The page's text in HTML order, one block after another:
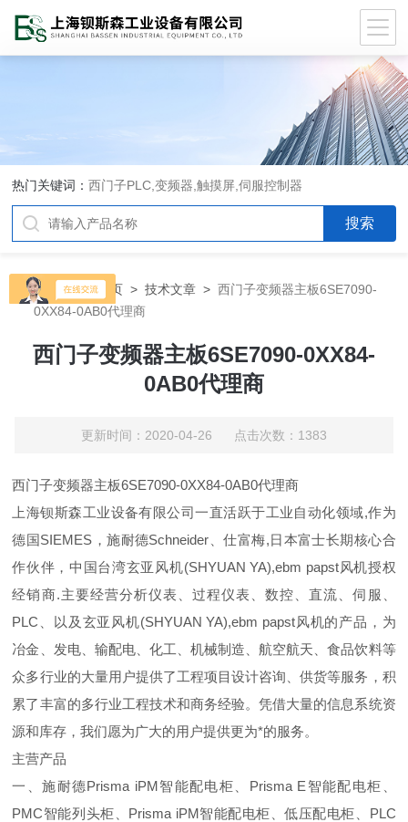
热门关键词：西门子PLC,变频器,触摸屏,伺服控制器
当前位置：首页 >技术文章 >西门子变频器主板6SE7090-
0XX84-0AB0代理商
西门子变频器主板6SE7090-0XX84-
0AB0代理商
更新时间：2020-04-26 点击次数：1383
西门子变频器主板6SE7090-0XX84-0AB0代理商
上海钡斯森工业设备有限公司一直活跃于工业自动化领域,作为
德国SIEMES，施耐德Schneider、仕富梅,日本富士长期核心合
作伙伴，中国台湾玄亚风机(SHYUAN YA),ebm papst风机授权
经销商.主要经营分析仪表、过程仪表、数控、直流、伺服、
PLC、以及玄亚风机(SHYUAN YA),ebm papst风机的产品，为
冶金、发电、输配电、化工、机械制造、航空航天、食品饮料等
众多行业的大量用户提供了工程项目设计咨询、供货等服务，积
累了丰富的多行业工程技术和商务经验。凭借大量的信息系统资
源和库存，我们愿为广大的用户提供更为*的服务。
主营产品
一、施耐德Prisma iPM智能配电柜、Prisma E智能配电柜、
PMC智能列头柜、Prisma iPM智能配电柜、低压配电柜、PLC